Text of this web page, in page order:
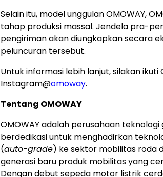
Selain itu, model unggulan OMOWAY,
tahap produksi massal. Jendela pra-
pengiriman akan diungkapkan secara
peluncuran tersebut.
Untuk informasi lebih lanjut, silakan ikuti
Instagram@omoway.
Tentang OMOWAY
OMOWAY adalah perusahaan
berdedikasi untuk menghadirkan
(auto-grade) ke sektor mobilitas roda
generasi baru produk mobilitas yang
Dengan debut sepeda motor listrik